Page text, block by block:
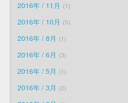
2016年 / 11月 1
2016年 / 10月 5
2016年 / 8月 1
2016年 / 6月 3
2016年 / 5月 1
2016年 / 3月 2